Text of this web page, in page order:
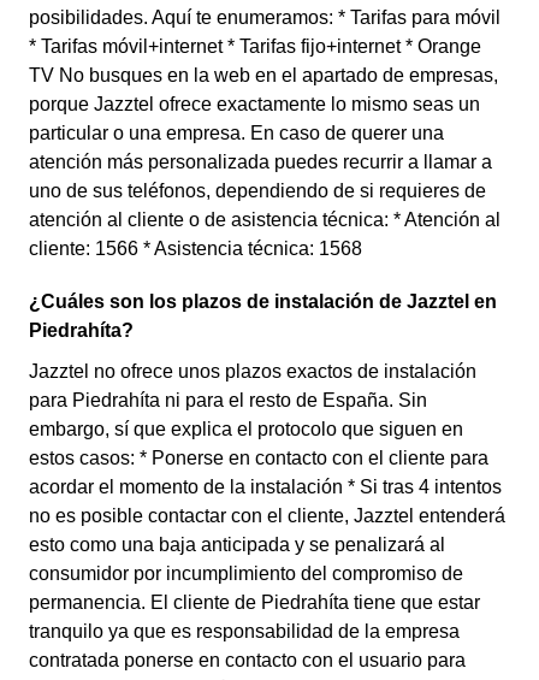
posibilidades. Aquí te enumeramos: * Tarifas para móvil
* Tarifas móvil+internet * Tarifas fijo+internet * Orange
TV No busques en la web en el apartado de empresas,
porque Jazztel ofrece exactamente lo mismo seas un
particular o una empresa. En caso de querer una
atención más personalizada puedes recurrir a llamar a
uno de sus teléfonos, dependiendo de si requieres de
atención al cliente o de asistencia técnica: * Atención al
cliente: 1566 * Asistencia técnica: 1568
¿Cuáles son los plazos de instalación de Jazztel en
Piedrahíta?
Jazztel no ofrece unos plazos exactos de instalación
para Piedrahíta ni para el resto de España. Sin
embargo, sí que explica el protocolo que siguen en
estos casos: * Ponerse en contacto con el cliente para
acordar el momento de la instalación * Si tras 4 intentos
no es posible contactar con el cliente, Jazztel entenderá
esto como una baja anticipada y se penalizará al
consumidor por incumplimiento del compromiso de
permanencia. El cliente de Piedrahíta tiene que estar
tranquilo ya que es responsabilidad de la empresa
contratada ponerse en contacto con el usuario para